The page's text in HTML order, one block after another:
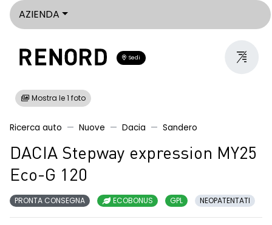
AZIENDA
Sedi
Mostra le 1 foto
Ricerca auto Nuove Dacia Sandero
DACIA Stepway expression MY25
Eco-G 120
PRONTA CONSEGNA ECOBONUS GPL NEOPATENTATI